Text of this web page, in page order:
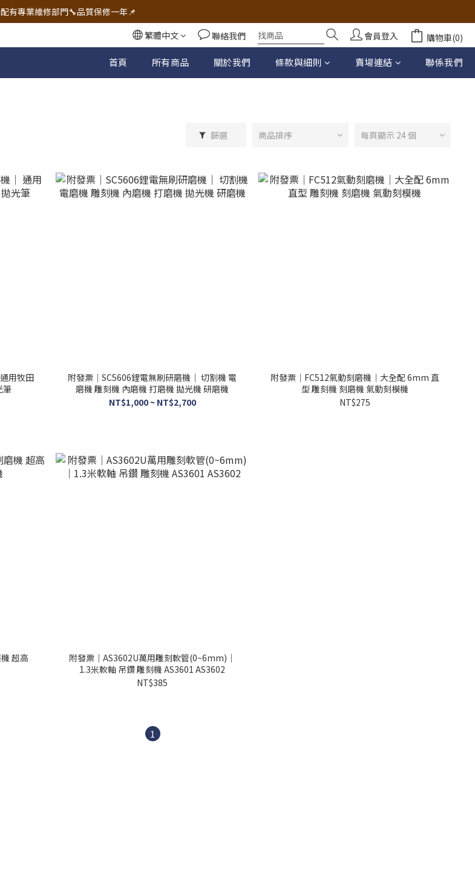
電動工具&五金唯一首選 宇慶五金網拍🔧
配有專業維修部門🔧品質保修一年📌
電動工具&五金唯一首選 宇慶五金網拍🔧繁體中文 聯絡我們 會員登入 購物車(0)
首頁 所有商品 關於我們 條款與細則 賣場連結 聯係我們
篩選 商品排序 每頁顯示 24 個
用牧田
筆
附發票｜SC5606鋰電無刷研磨機｜ 切割機 電
磨機 雕刻機 內磨機 打磨機 拋光機 研磨機
NT$1,000 ~ NT$2,700
附發票｜FC512氣動刻磨機｜大全配 6mm 直
型 雕刻機 刻磨機 氣動刻模機
NT$275
超高
附發票｜AS3602U萬用雕刻軟管(0~6mm)｜
1.3米軟軸 吊鑽 雕刻機 AS3601 AS3602
NT$385
1